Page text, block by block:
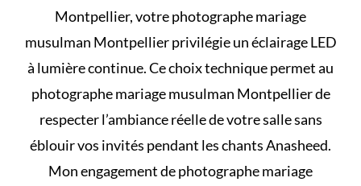
Montpellier, votre photographe mariage
musulman Montpellier privilégie un éclairage LED
à lumière continue. Ce choix technique permet au
photographe mariage musulman Montpellier de
respecter l’ambiance réelle de votre salle sans
éblouir vos invités pendant les chants Anasheed.
Mon engagement de photographe mariage